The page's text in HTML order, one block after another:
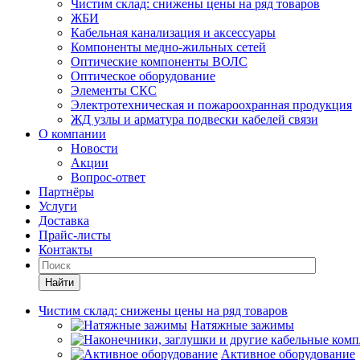
Чистим склад: снижены цены на ряд товаров
ЖБИ
Кабельная канализация и аксессуары
Компоненты медно-жильных сетей
Оптические компоненты ВОЛС
Оптическое оборудование
Элементы СКС
Электротехническая и пожароохранная продукция
ЖД узлы и арматура подвески кабелей связи
О компании
Новости
Акции
Вопрос-ответ
Партнёры
Услуги
Доставка
Прайс-листы
Контакты
Найти
Чистим склад: снижены цены на ряд товаров
Натяжные зажимы
Активное оборудование